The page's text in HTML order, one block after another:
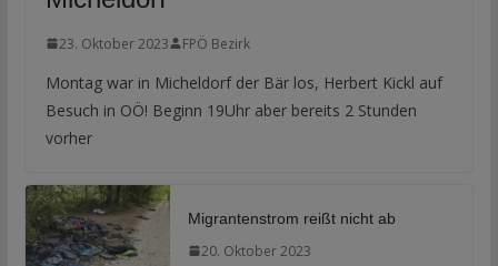
23. Oktober 2023 FPÖ Bezirk
Montag war in Micheldorf der Bär los, Herbert Kickl auf
Besuch in OÖ! Beginn 19Uhr aber bereits 2 Stunden
vorher
Migrantenstrom reißt nicht ab
20. Oktober 2023